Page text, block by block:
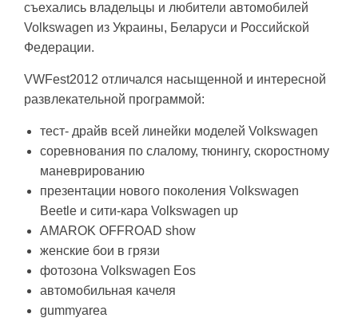
съехались владельцы и любители автомобилей
Volkswagen из Украины, Беларуси и Российской
Федерации.
VWFest2012 отличался насыщенной и интересной
развлекательной программой:
тест- драйв всей линейки моделей Volkswagen
соревнования по слалому, тюнингу, скоростному
маневрированию
презентации нового поколения Volkswagen
Beetle и сити-кара Volkswagen up
AMAROK OFFROAD show
женские бои в грязи
фотозона Volkswagen Eos
автомобильная качеля
gummyarea